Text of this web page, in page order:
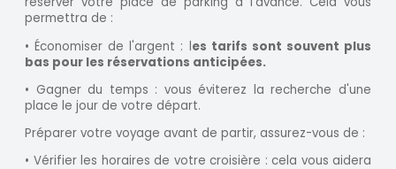
permettra de :
• Économiser de l'argent : les tarifs sont souvent plus
bas pour les réservations anticipées.
• Gagner du temps : vous éviterez la recherche d'une
place le jour de votre départ.
Préparer votre voyage avant de partir, assurez-vous de :
• Vérifier les horaires de votre croisière : cela vous aidera